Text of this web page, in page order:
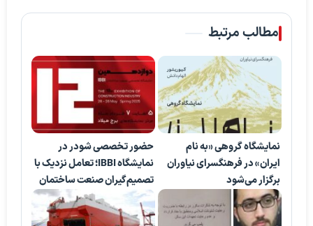
مطالب مرتبط
نمایشگاه گروهی «به نام
ایران» در فرهنگسرای نیاوران
برگزار می‌شود
حضور تخصصی شودر در
نمایشگاه IBBI؛ تعامل نزدیک با
تصمیم‌گیران صنعت ساختمان